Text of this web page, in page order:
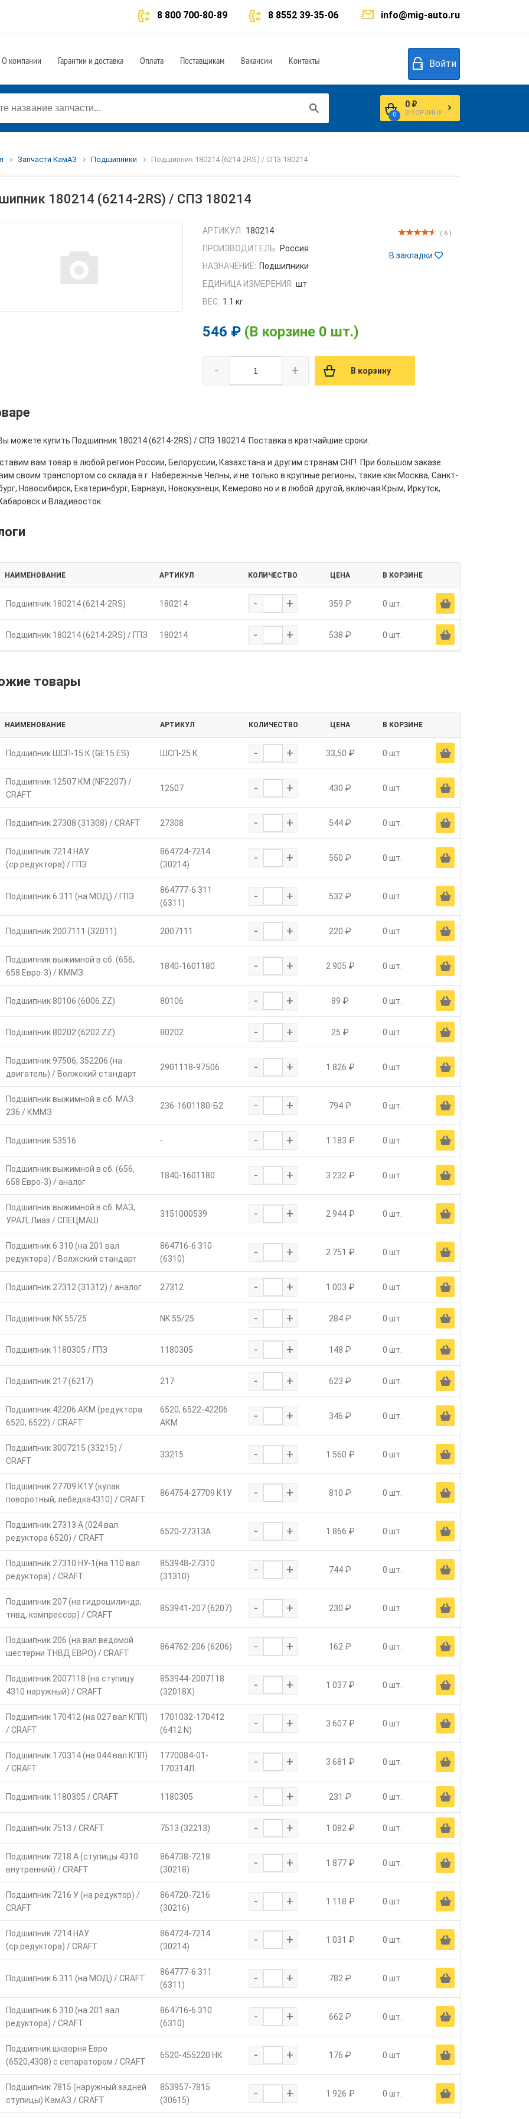
info@mig-auto.ru
8 8552 39-35-06
8 800 700-80-89
О компании Гарантии и доставка Оплата Поставщикам Вакансии Контакты Войти
0
0 ₽
В КОРЗИНУ
Запчасти КамАЗ Подшипники Подшипник 180214 (6214-2RS) / СПЗ 180214
180214 (6214-2RS) / СПЗ 180214
( 6 )
В закладки
АРТИКУЛ: 180214
ПРОИЗВОДИТЕЛЬ: Россия
НАЗНАЧЕНИЕ: Подшипники
ЕДИНИЦА ИЗМЕРЕНИЯ: шт
ВЕС: 1.1 кг
546 ₽ (В корзине 0 шт.)
- + В корзину
можете купить Подшипник 180214 (6214-2RS) / СПЗ 180214. Поставка в кратчайшие сроки.
вам товар в любой регион России, Белоруссии, Казахстана и другим странам СНГ!. При большом заказе
своим транспортом со склада в г. Набережные Челны, и не только в крупные регионы, такие как Москва, Санкт-
Новосибирск, Екатеринбург, Барнаул, Новокузнецк, Кемерово но и в любой другой, включая Крым, Иркутск,
и Владивосток.
НАИМЕНОВАНИЕ АРТИКУЛ КОЛИЧЕСТВО ЦЕНА В КОРЗИНЕ
Подшипник 180214 (6214-2RS) 180214 - + 359 ₽ 0 шт. Ä
Подшипник 180214 (6214-2RS) / ГПЗ 180214 - + 538 ₽ 0 шт. Ä
товары
НАИМЕНОВАНИЕ АРТИКУЛ КОЛИЧЕСТВО ЦЕНА В КОРЗИНЕ
Подшипник ШСП-15 К (GE15 ES) ШСП-25 К - + 33,50 ₽ 0 шт. Ä
Подшипник 12507 КМ (NF2207) /
CRAFT
12507 - + 430 ₽ 0 шт. Ä
Подшипник 27308 (31308) / CRAFT 27308 - + 544 ₽ 0 шт. Ä
Подшипник 7214 НАУ
(ср.редуктора) / ГПЗ
864724-7214
(30214)
- + 550 ₽ 0 шт. Ä
Подшипник 6 311 (на МОД) / ГПЗ
864777-6 311
(6311)
- + 532 ₽ 0 шт. Ä
Подшипник 2007111 (32011) 2007111 - + 220 ₽ 0 шт. Ä
Подшипник выжимной в сб. (656,
658 Евро-3) / КММЗ
1840-1601180 - + 2 905 ₽ 0 шт. Ä
Подшипник 80106 (6006.ZZ) 80106 - + 89 ₽ 0 шт. Ä
Подшипник 80202 (6202.ZZ) 80202 - + 25 ₽ 0 шт. Ä
Подшипник 97506, 352206 (на
двигатель) / Волжский стандарт
2901118-97506 - + 1 826 ₽ 0 шт. Ä
Подшипник выжимной в сб. МАЗ
236 / КММЗ
236-1601180-Б2 - + 794 ₽ 0 шт. Ä
Подшипник 53516 - - + 1 183 ₽ 0 шт. Ä
Подшипник выжимной в сб. (656,
658 Евро-3) / аналог
1840-1601180 - + 3 232 ₽ 0 шт. Ä
Подшипник выжимной в сб. МАЗ,
УРАЛ, Лиаз / СПЕЦМАШ
3151000539 - + 2 944 ₽ 0 шт. Ä
Подшипник 6 310 (на 201 вал
редуктора) / Волжский стандарт
864716-6 310
(6310)
- + 2 751 ₽ 0 шт. Ä
Подшипник 27312 (31312) / аналог 27312 - + 1 003 ₽ 0 шт. Ä
Подшипник NK 55/25 NK 55/25 - + 284 ₽ 0 шт. Ä
Подшипник 1180305 / ГПЗ 1180305 - + 148 ₽ 0 шт. Ä
Подшипник 217 (6217) 217 - + 623 ₽ 0 шт. Ä
Подшипник 42206 АКМ (редуктора
6520, 6522) / CRAFT
6520, 6522-42206
АКМ
- + 346 ₽ 0 шт. Ä
Подшипник 3007215 (33215) /
CRAFT
33215 - + 1 560 ₽ 0 шт. Ä
Подшипник 27709 К1У (кулак
поворотный, лебедка4310) / CRAFT
864754-27709 К1У - + 810 ₽ 0 шт. Ä
Подшипник 27313 А (024 вал
редуктора 6520) / CRAFT
6520-27313А - + 1 866 ₽ 0 шт. Ä
Подшипник 27310 НУ-1(на 110 вал
редуктора) / CRAFT
853948-27310
(31310)
- + 744 ₽ 0 шт. Ä
Подшипник 207 (на гидроцилиндр,
тнвд, компрессор) / CRAFT
853941-207 (6207) - + 230 ₽ 0 шт. Ä
Подшипник 206 (на вал ведомой
шестерни ТНВД ЕВРО) / CRAFT
864762-206 (6206) - + 162 ₽ 0 шт. Ä
Подшипник 2007118 (на ступицу
4310 наружный) / CRAFT
853944-2007118
(32018X)
- + 1 037 ₽ 0 шт. Ä
Подшипник 170412 (на 027 вал КПП)
/ CRAFT
1701032-170412
(6412 N)
- + 3 607 ₽ 0 шт. Ä
Подшипник 170314 (на 044 вал КПП)
/ CRAFT
1770084-01-
170314Л
- + 3 681 ₽ 0 шт. Ä
Подшипник 1180305 / CRAFT 1180305 - + 231 ₽ 0 шт. Ä
Подшипник 7513 / CRAFT 7513 (32213) - + 1 082 ₽ 0 шт. Ä
Подшипник 7218 А (ступицы 4310
внутренний) / CRAFT
864738-7218
(30218)
- + 1 877 ₽ 0 шт. Ä
Подшипник 7216 У (на редуктор) /
CRAFT
864720-7216
(30216)
- + 1 118 ₽ 0 шт. Ä
Подшипник 7214 НАУ
(ср.редуктора) / CRAFT
864724-7214
(30214)
- + 1 031 ₽ 0 шт. Ä
Подшипник 6 311 (на МОД) / CRAFT
864777-6 311
(6311)
- + 782 ₽ 0 шт. Ä
Подшипник 6 310 (на 201 вал
редуктора) / CRAFT
864716-6 310
(6310)
- + 662 ₽ 0 шт. Ä
Подшипник шкворня Евро
(6520,4308) с сепаратором / CRAFT
6520-455220 НК - + 176 ₽ 0 шт. Ä
Подшипник 7815 (наружный задней
ступицы) КамАЗ / CRAFT
853957-7815
(30615)
- + 1 926 ₽ 0 шт. Ä